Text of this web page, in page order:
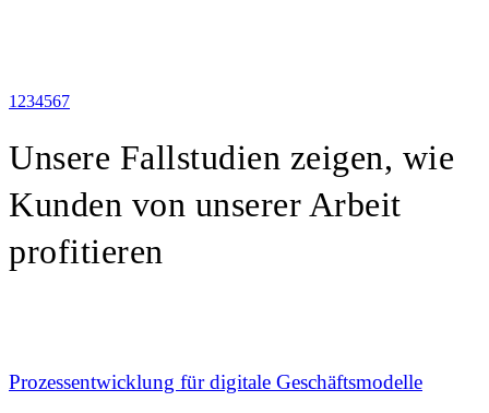
1 234567
Unsere Fallstudien zeigen, wie
Kunden von unserer Arbeit
profitieren
Prozessentwicklung für digitale Geschäftsmodelle